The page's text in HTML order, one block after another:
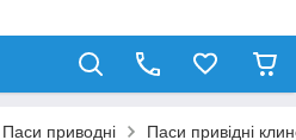
Паси приводні Паси привідні